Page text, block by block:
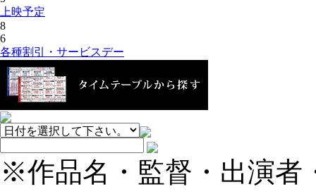
上映予定
8
6
各種割引・サービスデー
※作品名・監督・出演者